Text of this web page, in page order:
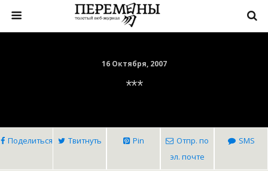
16 Октября, 2007
***
Поделиться Твитнуть Pin
Отпр. по
эл. почте
SMS